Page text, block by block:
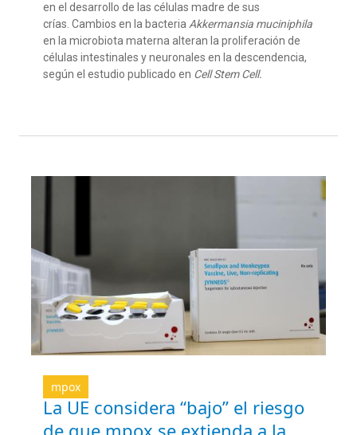
en el desarrollo de las células madre de sus
crías. Cambios en la bacteriaAkkermansia muciniphila
en la microbiota materna alteran la proliferación de
células intestinales y neuronales en la descendencia,
según el estudio publicado en Cell Stem Cell.
mpox
La UE considera “bajo” el riesgo